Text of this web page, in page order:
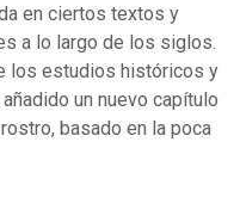
en ciertos textos y
a lo largo de los siglos.
los estudios históricos y
añadido un nuevo capítulo
basado en la poca